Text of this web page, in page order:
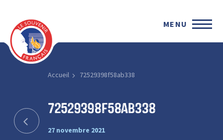
MENU
Accueil 72529398f58ab338
72529398f58ab338
27 novembre 2021